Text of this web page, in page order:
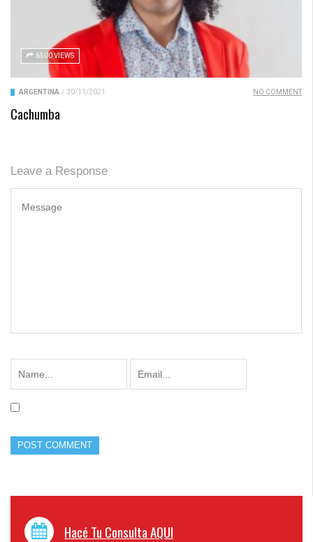
6500 VIEWS
ARGENTINA / 30/11/2021 NO COMMENT
Cachumba
Leave a Response
Hacé Tu Consulta AQUI